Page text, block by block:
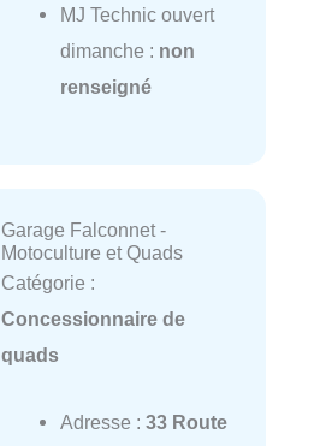
MJ Technic ouvert
dimanche : non
renseigné
Garage Falconnet -
Motoculture et Quads
Catégorie :
Concessionnaire de
quads
Adresse : 33 Route